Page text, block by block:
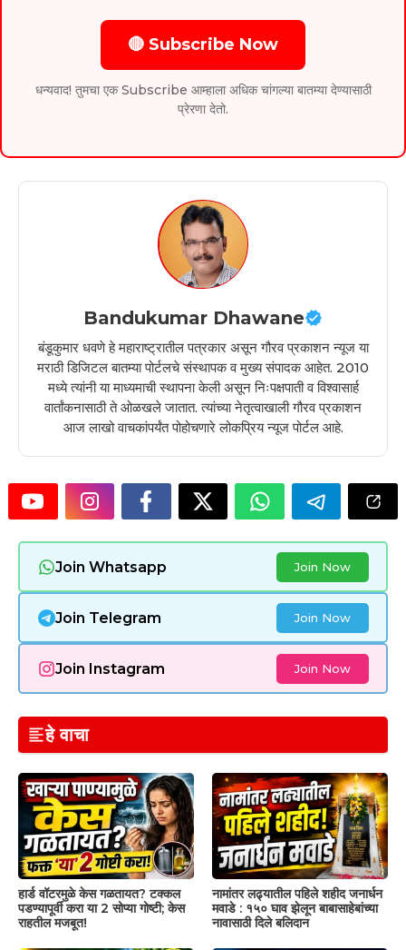
🔴 Subscribe Now
धन्यवाद! तुमचा एक Subscribe आम्हाला अधिक चांगल्या बातम्या देण्यासाठी
प्रेरणा देतो.
Bandukumar Dhawane
बंडूकुमार धवणे हे महाराष्ट्रातील पत्रकार असून गौरव प्रकाशन न्यूज या
मराठी डिजिटल बातम्या पोर्टलचे संस्थापक व मुख्य संपादक आहेत. 2010
मध्ये त्यांनी या माध्यमाची स्थापना केली असून निःपक्षपाती व विश्वासार्ह
वार्तांकनासाठी ते ओळखले जातात. त्यांच्या नेतृत्वाखाली गौरव प्रकाशन
आज लाखो वाचकांपर्यंत पोहोचणारे लोकप्रिय न्यूज पोर्टल आहे.
Join Whatsapp Join Now
Join Telegram Join Now
Join Instagram Join Now
हे वाचा
हार्ड वॉटरमुळे केस गळतायत? टक्कल
पडण्यापूर्वी करा या 2 सोप्या गोष्टी; केस
राहतील मजबूत!
नामांतर लढ्यातील पहिले शहीद जनार्धन
मवाडे : १५० घाव झेलून बाबासाहेबांच्या
नावासाठी दिले बलिदान